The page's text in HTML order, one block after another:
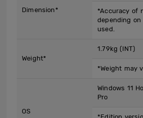
Dimension*
*Accuracy of
depending on
used.
Weight*
1.79kg (INT)
*Weight may
OS
Windows 11
Pro